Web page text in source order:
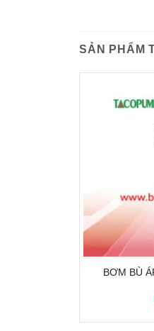
SẢN PHẨM
BƠM BÙ